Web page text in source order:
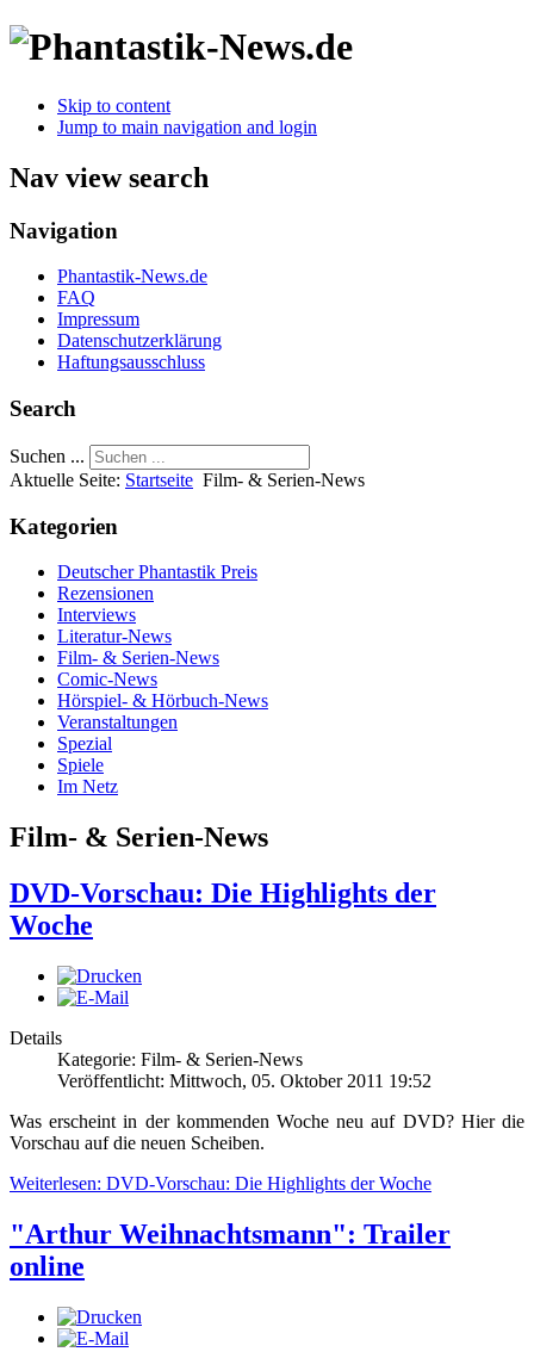
Skip to content
Jump to main navigation and login
Nav view search
Navigation
Phantastik-News.de
FAQ
Impressum
Datenschutzerklärung
Haftungsausschluss
Search
Suchen ...
Aktuelle Seite: Startseite Film- & Serien-News
Kategorien
Deutscher Phantastik Preis
Rezensionen
Interviews
Literatur-News
Film- & Serien-News
Comic-News
Hörspiel- & Hörbuch-News
Veranstaltungen
Spezial
Spiele
Im Netz
Film- & Serien-News
DVD-Vorschau: Die Highlights der
Woche
Details
Kategorie: Film- & Serien-News
Veröffentlicht: Mittwoch, 05. Oktober 2011 19:52
Was erscheint in der kommenden Woche neu auf DVD? Hier die
Vorschau auf die neuen Scheiben.
Weiterlesen: DVD-Vorschau: Die Highlights der Woche
"Arthur Weihnachtsmann": Trailer
online